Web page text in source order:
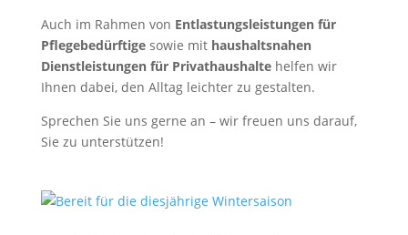
Auch im Rahmen von Entlastungsleistungen für
Pflegebedürftigesowie mit haushaltsnahen
Dienstleistungen für Privathaushaltehelfen wir
Ihnen dabei, den Alltag leichter zu gestalten.
Sprechen Sie uns gerne an – wir freuen uns darauf,
Sie zu unterstützen!